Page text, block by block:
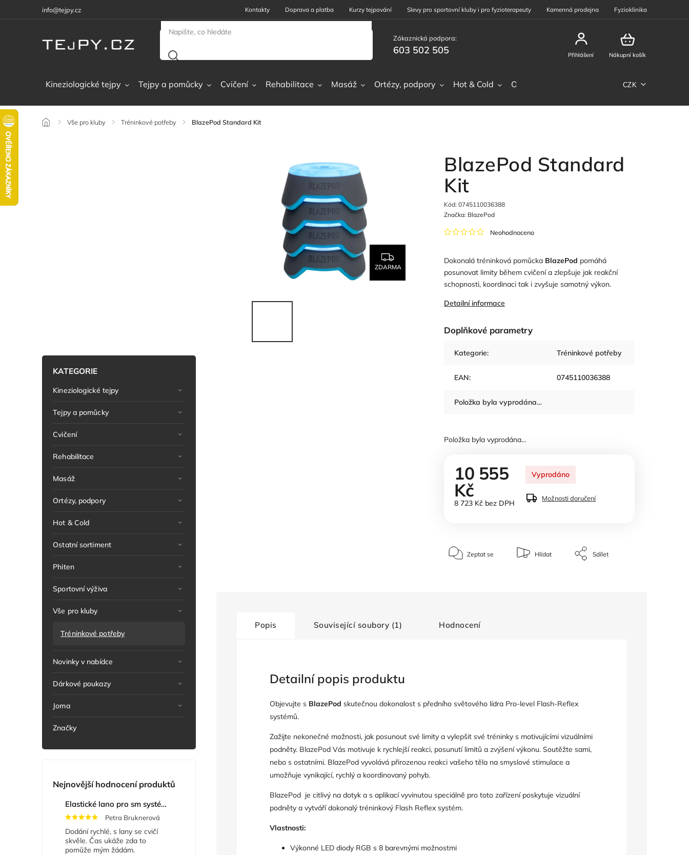
info@tejpy.cz Kontakty Doprava a platba Kurzy tejpování Slevy pro sportovní kluby i pro fyzioterapeuty Kamenná prodejna Fyzioklinika
Zákaznická podpora:
603 502 505 Nákupní košík
Přihlášení
CZK
Kineziologické tejpy Tejpy a pomůcky Cvičení Rehabilitace Masáž Ortézy, podpory Hot & Cold Ostatní sortiment Sportovní
/ Vše pro kluby / Tréninkové potřeby / BlazePod Standard Kit
KATEGORIE
Kineziologické tejpy
Tejpy a pomůcky
Cvičení
Rehabilitace
Masáž
Ortézy, podpory
Hot & Cold
Ostatní sortiment
Phiten
Sportovní výživa
Vše pro kluby
Tréninkové potřeby
Novinky v nabídce
Dárkové poukazy
Joma
Značky
Nejnovější hodnocení produktů
Elastické lano pro sm systém
Petra Bruknerová
Dodání rychlé, s lany se cvičí
skvěle. Čas ukáže zda to
pomůže mým žádám.
ZDARMA
BlazePod Standard
Kit
Kód: 0745110036388
Neohodnoceno
Dokonalá tréninková pomůcka BlazePod pomáhá
posunovat limity během cvičení a zlepšuje jak reakční
schopnosti, koordinaci tak i zvyšuje samotný výkon.
Detailní informace
Doplňkové parametry
Kategorie: Tréninkové potřeby
EAN: 0745110036388
Položka byla vyprodána…
Značka: BlazePod
Položka byla vyprodána…
10 555
Kč
8 723 Kč bez DPH
Vyprodáno
Možnosti doručení
Zeptat se Hlídat Sdílet
Popis Související soubory (1) Hodnocení
Detailní popis produktu
Objevujte s BlazePod skutečnou dokonalost s předního světového lídra Pro-level Flash-Reflex
systémů.
Zažijte nekonečné možnosti, jak posunout své limity a vylepšit své tréninky s motivujícími vizuálními
podněty. BlazePod Vás motivuje k rychlejší reakci, posunutí limitů a zvýšení výkonu. Soutěžte sami,
nebo s ostatními. BlazePod vyvolává přirozenou reakci vašeho těla na smyslové stimulace a
umožňuje vynikající, rychlý a koordinovaný pohyb.
BlazePod je citlivý na dotyk a s aplikací vyvinutou speciálně pro toto zařízení poskytuje vizuální
podněty a vytváří dokonalý tréninkový Flash Reflex systém.
Vlastnosti:
Výkonné LED diody RGB s 8 barevnými možnostmi